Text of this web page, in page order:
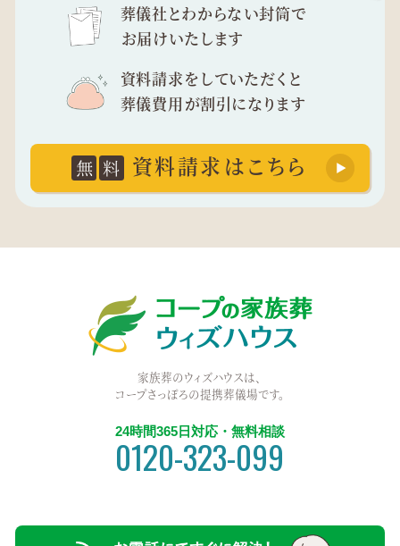
葬儀社とわからない封筒で
お届けいたします
資料請求をしていただくと
葬儀費用が割引になります
無 料 資料請求はこちら
家族葬のウィズハウスは、
コープさっぽろの提携葬儀場です。
24時間365日対応・無料相談
0120-323-099